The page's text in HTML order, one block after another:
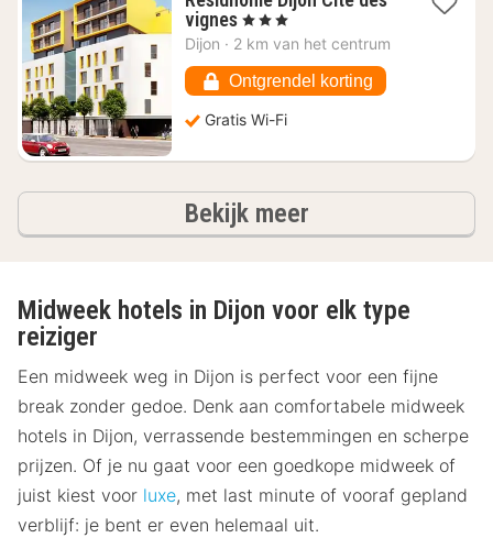
vignes4
nachten
€
74
, 3 Sterren
Dijon · 2 km van het centrum
Ontgrendel korting
Gratis Wi-Fi
Bekijk meerhotels
Midweek hotels in Dijon voor elk type
reiziger
Een midweek weg in Dijon is perfect voor een fijne
break zonder gedoe. Denk aan comfortabele midweek
hotels in Dijon, verrassende bestemmingen en scherpe
prijzen. Of je nu gaat voor een goedkope midweek of
juist kiest voor luxe, met last minute of vooraf gepland
verblijf: je bent er even helemaal uit.